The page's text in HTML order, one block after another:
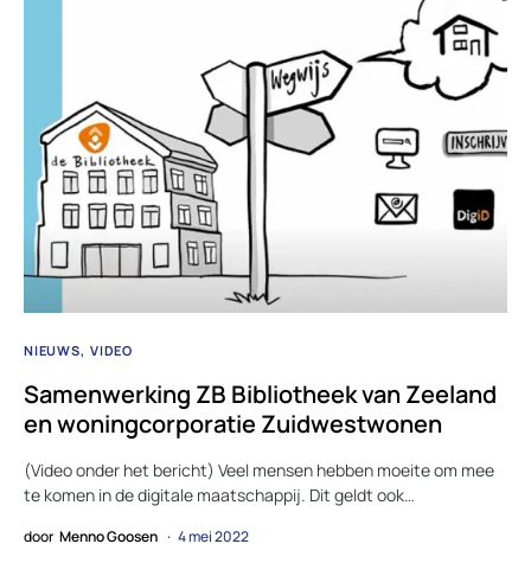
NIEUWS VIDEO
Samenwerking ZB Bibliotheek van Zeeland
en woningcorporatie Zuidwestwonen
(Video onder het bericht) Veel mensen hebben moeite om mee
te komen in de digitale maatschappij. Dit geldt ook…
door Menno Goosen 4 mei 2022